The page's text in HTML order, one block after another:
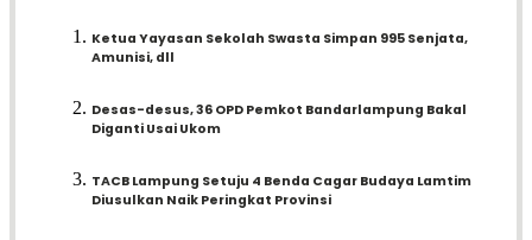
Ketua Yayasan Sekolah Swasta Simpan 995 Senjata,
Amunisi, dll
Desas-desus, 36 OPD Pemkot Bandarlampung Bakal
Diganti Usai Ukom
TACB Lampung Setuju 4 Benda Cagar Budaya Lamtim
Diusulkan Naik Peringkat Provinsi